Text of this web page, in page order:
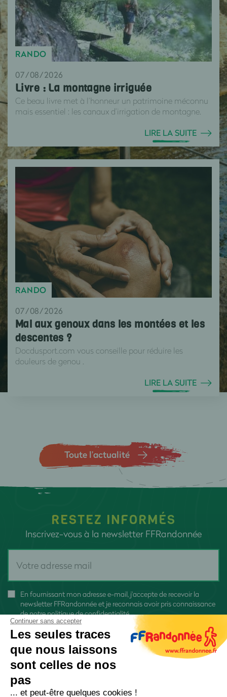
RANDO
07/08/2026
Livre : La montagne irriguée
Ce beau livre met à l’honneur un patrimoine méconnu
mais essentiel : les canaux d’irrigation de montagne.
LIRE LA SUITE
RANDO
07/08/2026
Mal aux genoux dans les montées et les
descentes ?
Docdusport.com vous conseille pour réduire les
douleurs de genou .
LIRE LA SUITE
Toute l’actualité
RESTEZ INFORMÉS
Inscrivez-vous à la newsletter FFRandonnée
En fournissant mon adresse e-mail, j'accepte de recevoir la
newsletter FFRandonnée et je reconnais avoir pris connaissance
denotre politique de confidentialité
Continuer sans accepter
Les seules traces
que nous laissons
sont celles de nos
pas
... et peut-être quelques cookies !